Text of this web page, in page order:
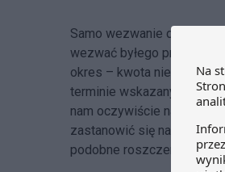
Samo wezwanie do próby
wezwać byłego
okres – kwota nie musi
terminie wskazanym przez
nam oczywiście nawet nie
zastanowić się nad
podobne roszczenia.